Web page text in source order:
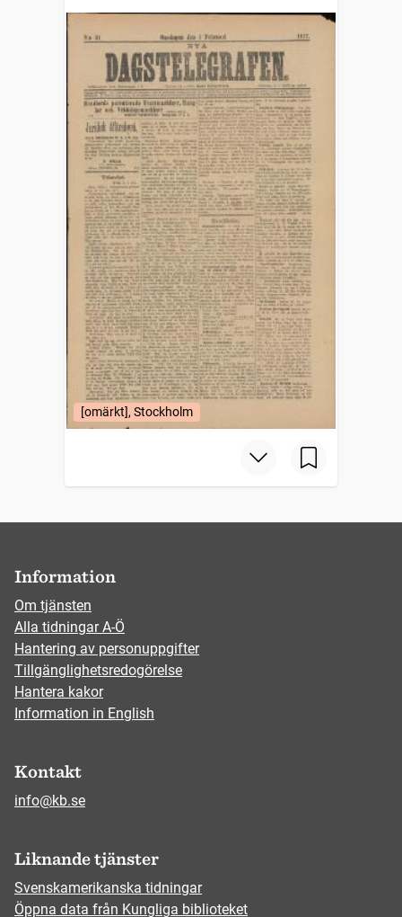
[omärkt], Stockholm
Information
Om tjänsten
Alla tidningar A-Ö
Hantering av personuppgifter
Tillgänglighetsredogörelse
Hantera kakor
Information in English
Kontakt
info@kb.se
Liknande tjänster
Svenskamerikanska tidningar
Öppna data från Kungliga biblioteket